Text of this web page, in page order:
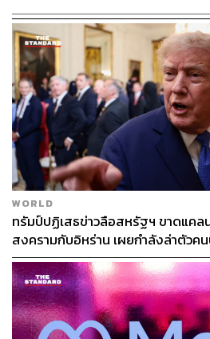
WORLD
ทรัมป์ปฏิเสธข่าวลือสหรัฐฯ ขาดแคล
สงครามกับอิหร่าน เผยกำลังล่าตัวค